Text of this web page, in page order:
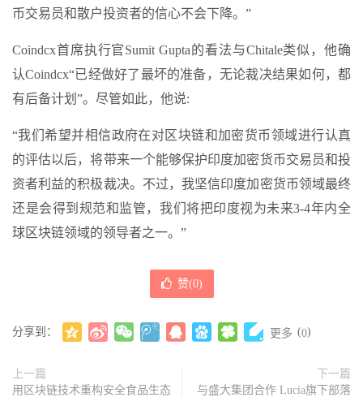
币交易员和散户投资者的信心不会下降。”
Coindcx首席执行官Sumit Gupta的看法与Chitale类似，他确
认Coindcx“已经做好了最坏的准备，无论裁决结果如何，都
有后备计划”。尽管如此，他说:
“我们希望并相信政府在对区块链和加密货币领域进行认真
的评估以后，将带来一个能够保护印度加密货币交易员和投
资者利益的积极裁决。不过，我坚信印度加密货币领域最终
还是会得到规范和监管，我们将把印度视为未来3-4年内全
球区块链领域的领导者之一。”
赞(0)
分享到： 更多 (0)
上一篇
用区块链技术重构安全食品生态
下一篇
与盛大集团合作 Lucia旗下部落